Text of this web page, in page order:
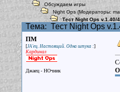
Обсуждаем игры
Night Ops (Модераторы:
Тест Night Ops v.1.40/
Тема: Тест Night Ops
ПМ
[JA'ец. Настоящий. Одна штука :]
Кардинал
Джаец - НОчник